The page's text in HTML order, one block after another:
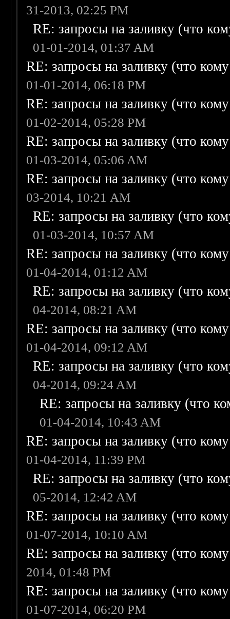
31-2013, 02:25 PM
RE: запросы на заливку (что
01-01-2014, 01:37 AM
RE: запросы на заливку (что
01-01-2014, 06:18 PM
RE: запросы на заливку (что
01-02-2014, 05:28 PM
RE: запросы на заливку (что
01-03-2014, 05:06 AM
RE: запросы на заливку (что
03-2014, 10:21 AM
RE: запросы на заливку (что
01-03-2014, 10:57 AM
RE: запросы на заливку (что
01-04-2014, 01:12 AM
RE: запросы на заливку (что
04-2014, 08:21 AM
RE: запросы на заливку (что
01-04-2014, 09:12 AM
RE: запросы на заливку (что
04-2014, 09:24 AM
RE: запросы на заливку (что
01-04-2014, 10:43 AM
RE: запросы на заливку (что
01-04-2014, 11:39 PM
RE: запросы на заливку (что
05-2014, 12:42 AM
RE: запросы на заливку (что
01-07-2014, 10:10 AM
RE: запросы на заливку (что
2014, 01:48 PM
RE: запросы на заливку (что
01-07-2014, 06:20 PM